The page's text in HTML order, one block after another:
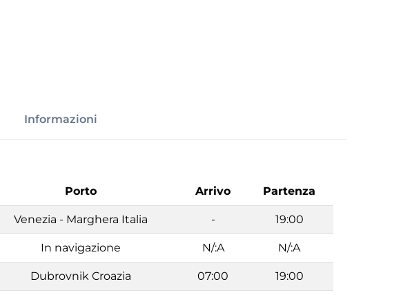
Informazioni
Porto Arrivo Partenza
Venezia - Marghera Italia - 19:00
In navigazione N/:A N/:A
Dubrovnik Croazia 07:00 19:00